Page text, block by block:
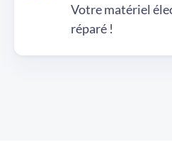
Votre matériel
réparé !